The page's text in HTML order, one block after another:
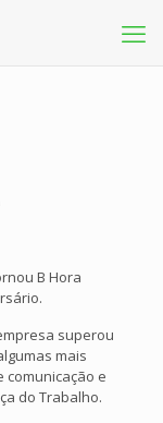
B Hora
superou
mais
comunicação e
do Trabalho.